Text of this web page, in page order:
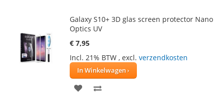
Galaxy S10+ 3D glas screen protector Nano
Optics UV
€ 7,95
Incl. 21% BTW , excl. verzendkosten
In Winkelwagen
VOEG